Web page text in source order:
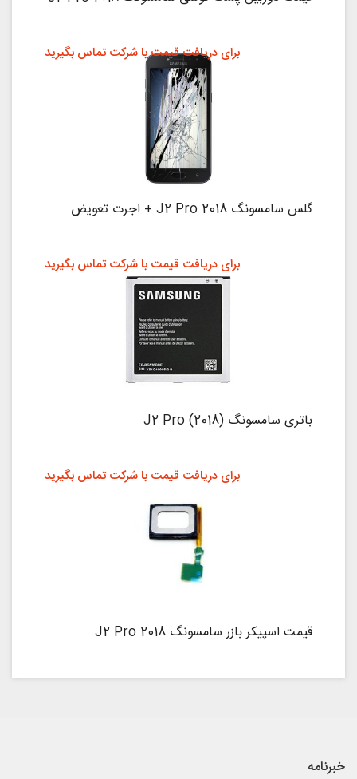
گلس سامسونگ J2 Pro 2018 + اجرت تعویض
برای دریافت قیمت با شرکت تماس بگیرید
باتری سامسونگ (J2 Pro (2018
برای دریافت قیمت با شرکت تماس بگیرید
قیمت اسپیکر بازر سامسونگ J2 Pro 2018
برای دریافت قیمت با شرکت تماس بگیرید
خبرنامه